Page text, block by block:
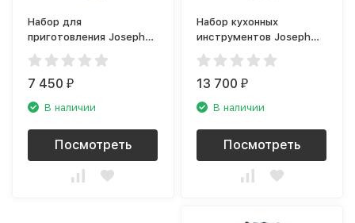
Набор для
приготовления Joseph
Joseph Elevate Carousel
10141
7 450₽
В наличии
Посмотреть
Набор кухонных
инструментов Joseph
Joseph Elevate Carousel
95029
13 700₽
В наличии
Посмотреть